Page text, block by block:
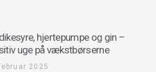
hjertepumpe og gin –
uge på vækstbørserne
2025